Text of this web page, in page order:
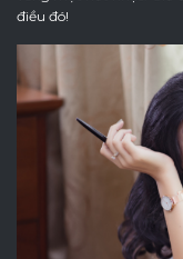
điều đó!